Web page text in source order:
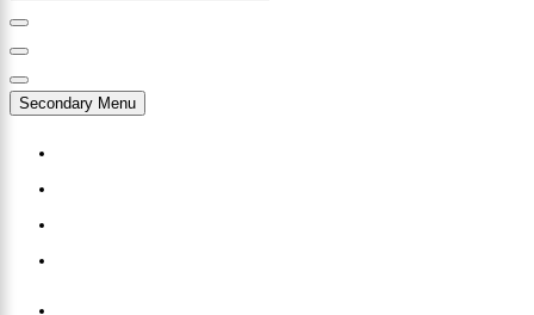
Secondary Menu